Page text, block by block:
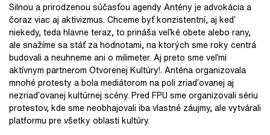
Silnou a prirodzenou súčasťou agendy Antény je advokácia a
čoraz viac aj aktivizmus. Chceme byť konzistentní, aj keď
niekedy, teda hlavne teraz, to prináša veľké obete alebo rany,
ale snažíme sa stáť za hodnotami, na ktorých sme roky centrá
budovali a neuhneme ani o milimeter. Aj preto sme veľmi
aktívnym partnerom Otvorenej Kultúry!. Anténa organizovala
mnohé protesty a bola mediátorom na poli zriaďovanej aj
nezriaďovanej kultúrnej scény. Pred FPU sme organizovali sériu
protestov, kde sme neobhajovali iba vlastné záujmy, ale vytvárali
platformu pre všetky oblasti kultúry.